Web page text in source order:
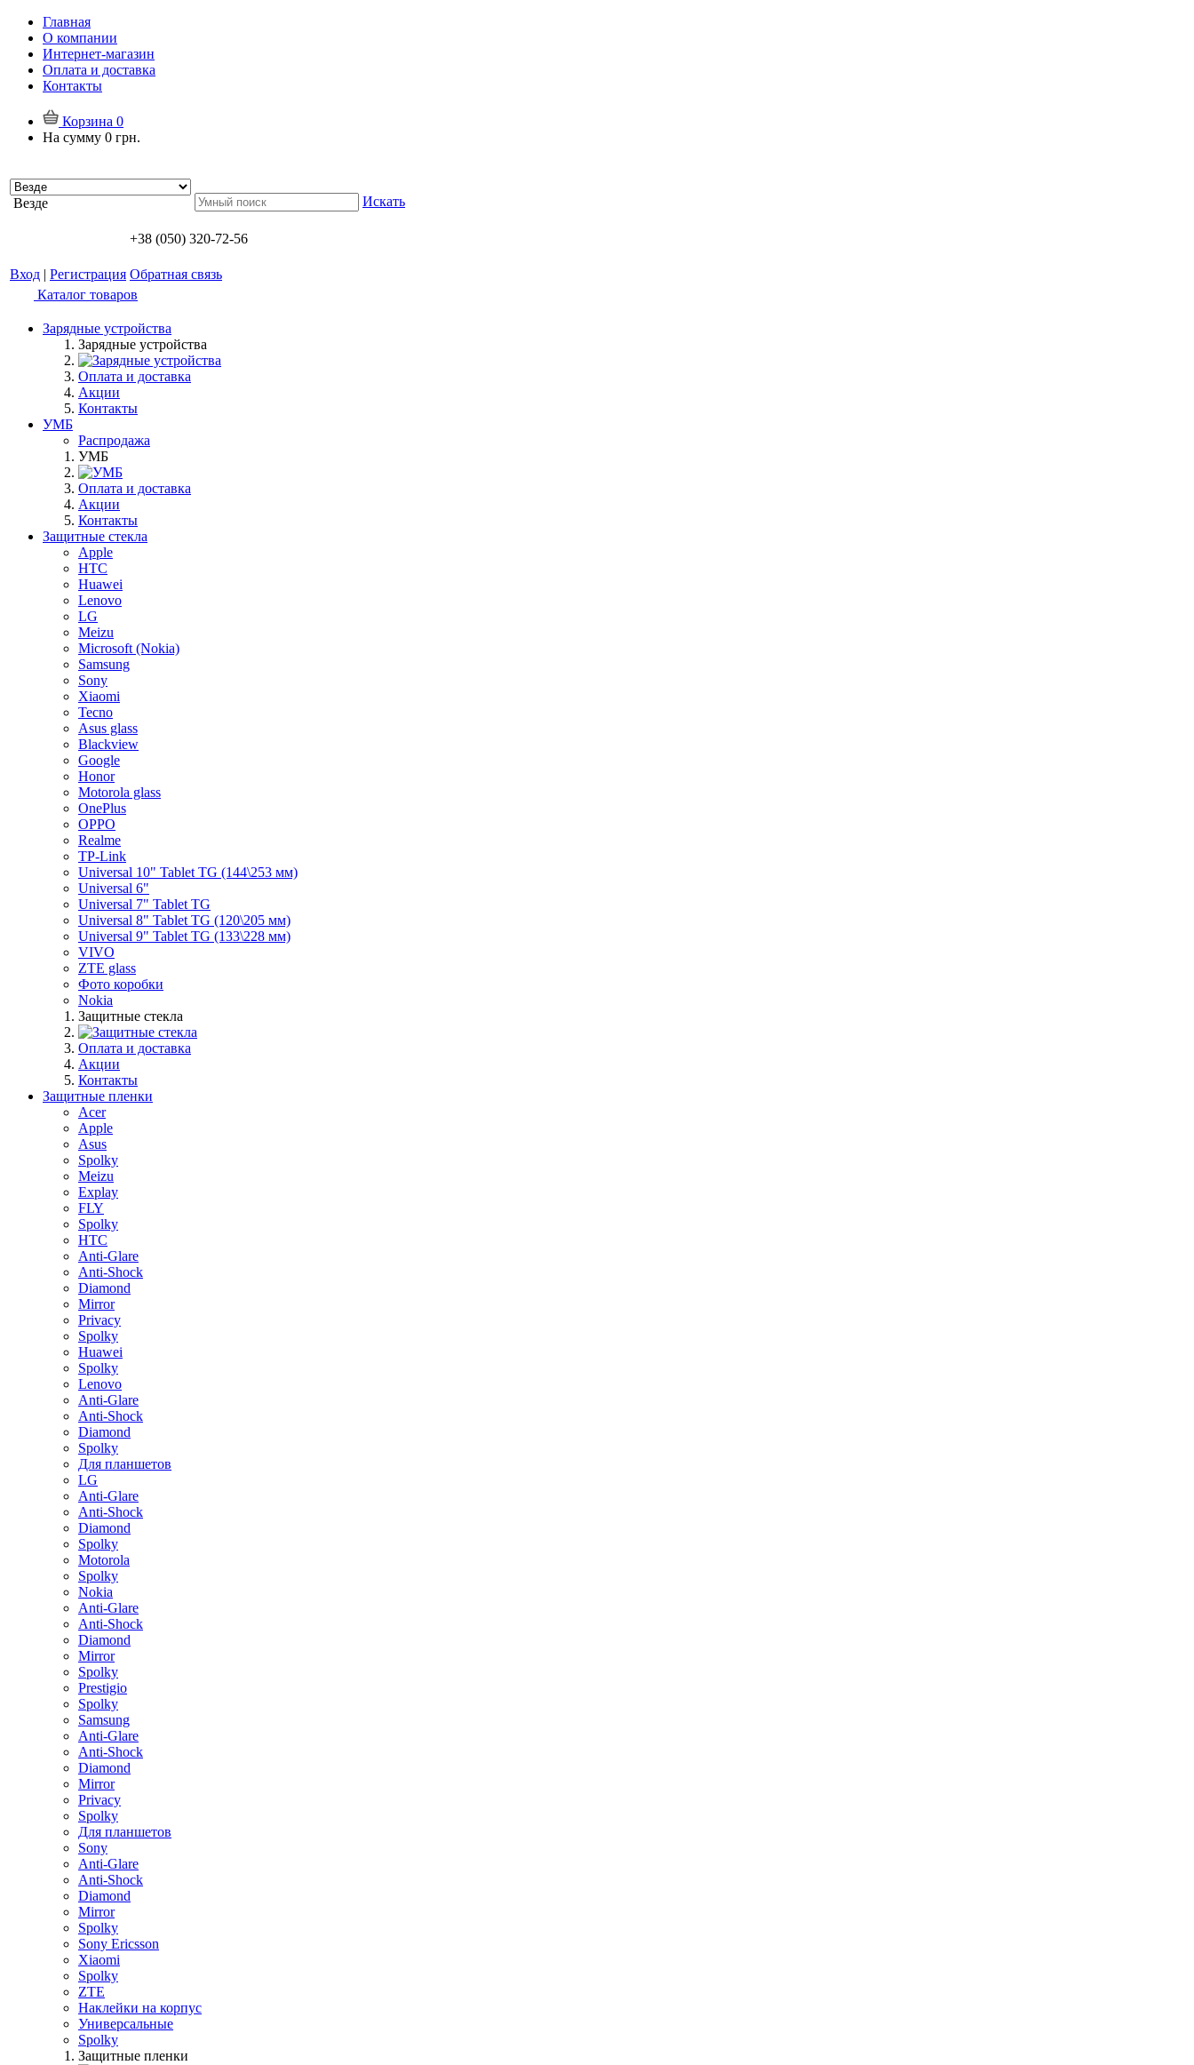
Главная
О компании
Интернет-магазин
Оплата и доставка
Контакты
Корзина 0
На сумму 0 грн.
Везде Искать
+38 (050) 320-72-56
Вход | Регистрация Обратная связь
Каталог товаров
Зарядные устройства
Зарядные устройства
Оплата и доставка
Акции
Контакты
УМБ
Распродажа
УМБ
Оплата и доставка
Акции
Контакты
Защитные стекла
Apple
HTC
Huawei
Lenovo
LG
Meizu
Microsoft (Nokia)
Samsung
Sony
Xiaomi
Tecno
Asus glass
Blackview
Google
Honor
Motorola glass
OnePlus
OPPO
Realme
TP-Link
Universal 10" Tablet TG (144\253 мм)
Universal 6"
Universal 7" Tablet TG
Universal 8" Tablet TG (120\205 мм)
Universal 9" Tablet TG (133\228 мм)
VIVO
ZTE glass
Фото коробки
Nokia
Защитные стекла
Оплата и доставка
Акции
Контакты
Защитные пленки
Acer
Apple
Asus
Spolky
Meizu
Explay
FLY
Spolky
HTC
Anti-Glare
Anti-Shock
Diamond
Mirror
Privacy
Spolky
Huawei
Spolky
Lenovo
Anti-Glare
Anti-Shock
Diamond
Spolky
Для планшетов
LG
Anti-Glare
Anti-Shock
Diamond
Spolky
Motorola
Spolky
Nokia
Anti-Glare
Anti-Shock
Diamond
Mirror
Spolky
Prestigio
Spolky
Samsung
Anti-Glare
Anti-Shock
Diamond
Mirror
Privacy
Spolky
Для планшетов
Sony
Anti-Glare
Anti-Shock
Diamond
Mirror
Spolky
Sony Ericsson
Xiaomi
Spolky
ZTE
Наклейки на корпус
Универсальные
Spolky
Защитные пленки